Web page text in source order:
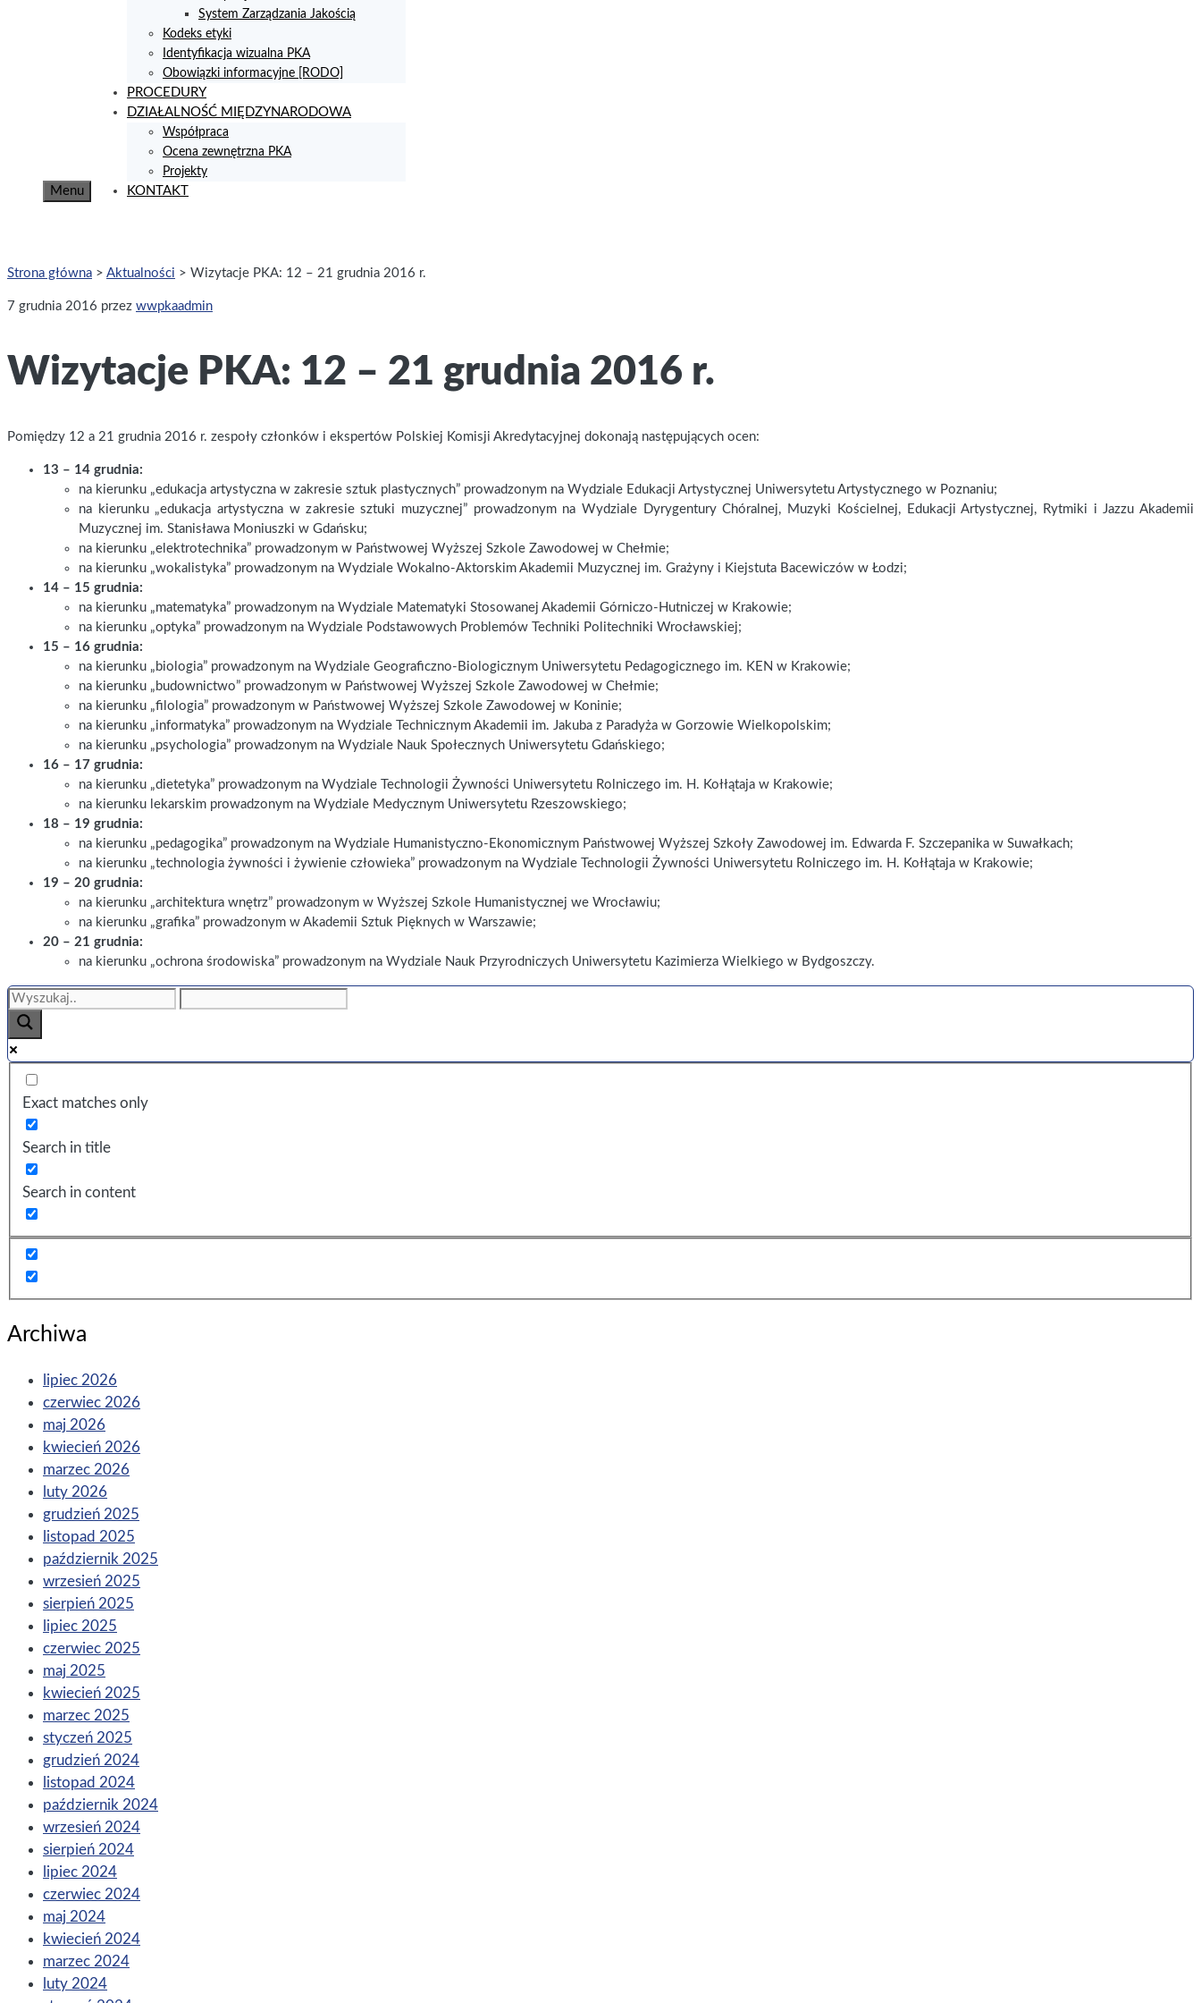
Menu
System Zarządzania Jakością
Kodeks etyki
Identyfikacja wizualna PKA
Obowiązki informacyjne [RODO]
PROCEDURY
DZIAŁALNOŚĆ MIĘDZYNARODOWA
Współpraca
Ocena zewnętrzna PKA
Projekty
KONTAKT
Strona główna > Aktualności > Wizytacje PKA: 12 – 21 grudnia 2016 r.
7 grudnia 2016 przez wwpkaadmin
Wizytacje PKA: 12 – 21 grudnia 2016 r.
Pomiędzy 12 a 21 grudnia 2016 r. zespoły członków i ekspertów Polskiej Komisji Akredytacyjnej dokonają następujących ocen:
13 – 14 grudnia:
na kierunku „edukacja artystyczna w zakresie sztuk plastycznych” prowadzonym na Wydziale Edukacji Artystycznej Uniwersytetu Artystycznego w Poznaniu;
na kierunku „edukacja artystyczna w zakresie sztuki muzycznej” prowadzonym na Wydziale Dyrygentury Chóralnej, Muzyki Kościelnej, Edukacji Artystycznej, Rytmiki i Jazzu Akademii
Muzycznej im. Stanisława Moniuszki w Gdańsku;
na kierunku „elektrotechnika” prowadzonym w Państwowej Wyższej Szkole Zawodowej w Chełmie;
na kierunku „wokalistyka” prowadzonym na Wydziale Wokalno-Aktorskim Akademii Muzycznej im. Grażyny i Kiejstuta Bacewiczów w Łodzi;
14 – 15 grudnia:
na kierunku „matematyka” prowadzonym na Wydziale Matematyki Stosowanej Akademii Górniczo-Hutniczej w Krakowie;
na kierunku „optyka” prowadzonym na Wydziale Podstawowych Problemów Techniki Politechniki Wrocławskiej;
15 – 16 grudnia:
na kierunku „biologia” prowadzonym na Wydziale Geograficzno-Biologicznym Uniwersytetu Pedagogicznego im. KEN w Krakowie;
na kierunku „budownictwo” prowadzonym w Państwowej Wyższej Szkole Zawodowej w Chełmie;
na kierunku „filologia” prowadzonym w Państwowej Wyższej Szkole Zawodowej w Koninie;
na kierunku „informatyka” prowadzonym na Wydziale Technicznym Akademii im. Jakuba z Paradyża w Gorzowie Wielkopolskim;
na kierunku „psychologia” prowadzonym na Wydziale Nauk Społecznych Uniwersytetu Gdańskiego;
16 – 17 grudnia:
na kierunku „dietetyka” prowadzonym na Wydziale Technologii Żywności Uniwersytetu Rolniczego im. H. Kołłątaja w Krakowie;
na kierunku lekarskim prowadzonym na Wydziale Medycznym Uniwersytetu Rzeszowskiego;
18 – 19 grudnia:
na kierunku „pedagogika” prowadzonym na Wydziale Humanistyczno-Ekonomicznym Państwowej Wyższej Szkoły Zawodowej im. Edwarda F. Szczepanika w Suwałkach;
na kierunku „technologia żywności i żywienie człowieka” prowadzonym na Wydziale Technologii Żywności Uniwersytetu Rolniczego im. H. Kołłątaja w Krakowie;
19 – 20 grudnia:
na kierunku „architektura wnętrz” prowadzonym w Wyższej Szkole Humanistycznej we Wrocławiu;
na kierunku „grafika” prowadzonym w Akademii Sztuk Pięknych w Warszawie;
20 – 21 grudnia:
na kierunku „ochrona środowiska” prowadzonym na Wydziale Nauk Przyrodniczych Uniwersytetu Kazimierza Wielkiego w Bydgoszczy.
Exact matches only
Search in title
Search in content
Archiwa
lipiec 2026
czerwiec 2026
maj 2026
kwiecień 2026
marzec 2026
luty 2026
grudzień 2025
listopad 2025
październik 2025
wrzesień 2025
sierpień 2025
lipiec 2025
czerwiec 2025
maj 2025
kwiecień 2025
marzec 2025
styczeń 2025
grudzień 2024
listopad 2024
październik 2024
wrzesień 2024
sierpień 2024
lipiec 2024
czerwiec 2024
maj 2024
kwiecień 2024
marzec 2024
luty 2024